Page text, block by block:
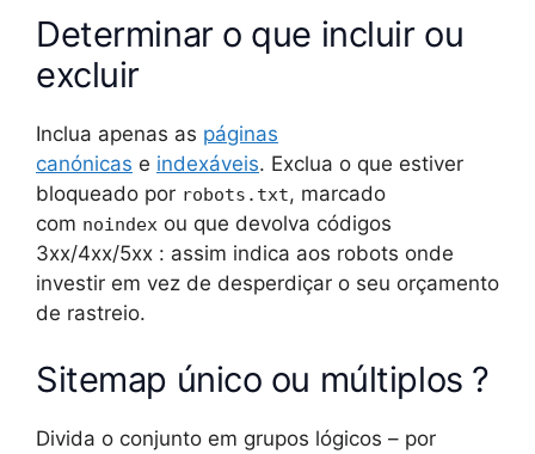
Determinar o que incluir ou
excluir
Inclua apenas as páginas
canónicas e indexáveis. Exclua o que estiver
bloqueado por robots.txt, marcado
com noindex ou que devolva códigos
3xx/4xx/5xx : assim indica aos robots onde
investir em vez de desperdiçar o seu orçamento
de rastreio.
Sitemap único ou múltiplos ?
Divida o conjunto em grupos lógicos – por